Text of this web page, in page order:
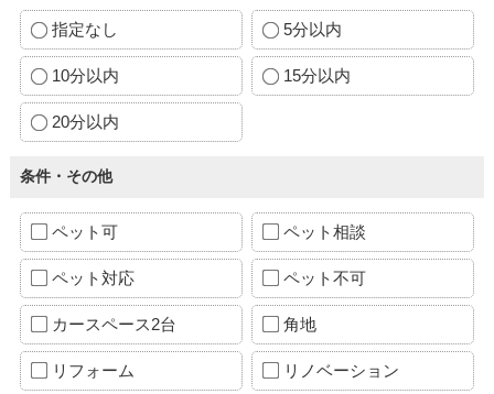
指定なし 5分以内
10分以内 15分以内
20分以内
条件・その他
ペット可 ペット相談
ペット対応 ペット不可
カースペース2台 角地
リフォーム リノベーション